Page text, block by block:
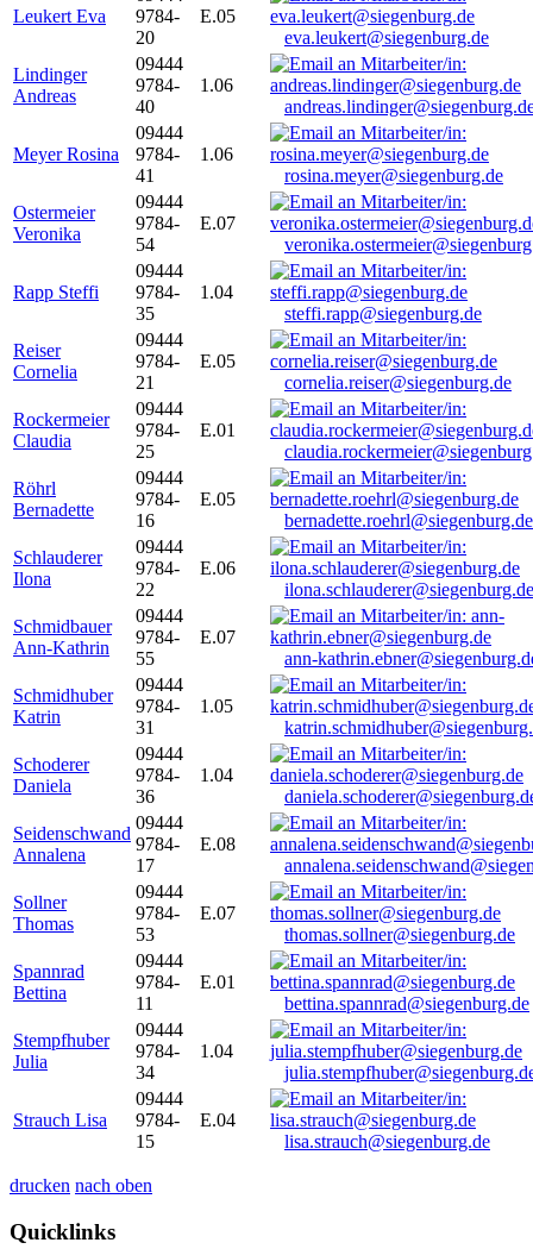
Leukert Eva
9784-
20
E.05
eva.leukert@siegenburg.de
Lindinger
Andreas
09444
9784-
40
1.06
Meyer Rosina
09444
9784-
41
1.06
rosina.meyer@siegenburg.de
Ostermeier
Veronika
09444
9784-
54
E.07
Rapp Steffi
09444
9784-
35
1.04
steffi.rapp@siegenburg.de
Reiser
Cornelia
09444
9784-
21
E.05
cornelia.reiser@siegenburg.de
Rockermeier
Claudia
09444
9784-
25
E.01
Röhrl
Bernadette
09444
9784-
16
E.05
bernadette.roehrl@siegenburg.de
Schlauderer
Ilona
09444
9784-
22
E.06
ilona.schlauderer@siegenburg.de
Schmidbauer
Ann-Kathrin
09444
9784-
55
E.07
ann-
Schmidhuber
Katrin
09444
9784-
31
1.05
Schoderer
Daniela
09444
9784-
36
1.04
Seidenschwand
Annalena
09444
9784-
17
E.08
Sollner
Thomas
09444
9784-
53
E.07
thomas.sollner@siegenburg.de
Spannrad
Bettina
09444
9784-
11
E.01
bettina.spannrad@siegenburg.de
Stempfhuber
Julia
09444
9784-
34
1.04
Strauch Lisa
09444
9784-
15
E.04
lisa.strauch@siegenburg.de
drucken nach oben
Quicklinks